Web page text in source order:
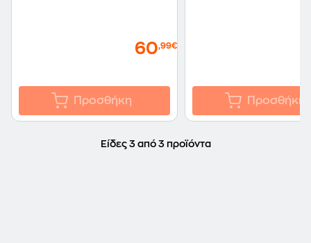
60,99€
Προσθήκη Προσθήκη
Είδες 3 από 3 προϊόντα